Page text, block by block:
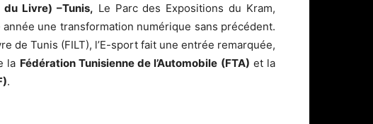
du Livre) –Tunis, Le Parc des Expositions du Kram,
une transformation numérique sans précédent.
de Tunis (FILT), l’E-sport fait une entrée remarquée,
la Fédération Tunisienne de l’Automobile (FTA) et la
.